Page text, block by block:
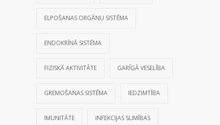
ELPOŠANAS ORGĀNU SISTĒMA
ENDOKRĪNĀ SISTĒMA
FIZISKĀ AKTIVITĀTE GARĪGĀ VESELĪBA
GREMOŠANAS SISTĒMA IEDZIMTĪBA
IMUNITĀTE INFEKCIJAS SLIMĪBAS